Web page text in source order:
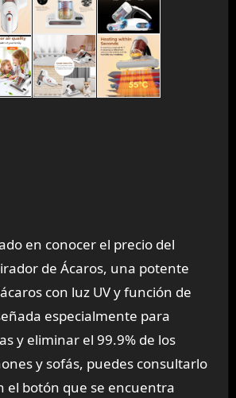
en conocer el precio del
de Ácaros, una potente
con luz UV y función de
especialmente para
y eliminar el 99.9% de los
y sofás, puedes consultarlo
el botón que se encuentra